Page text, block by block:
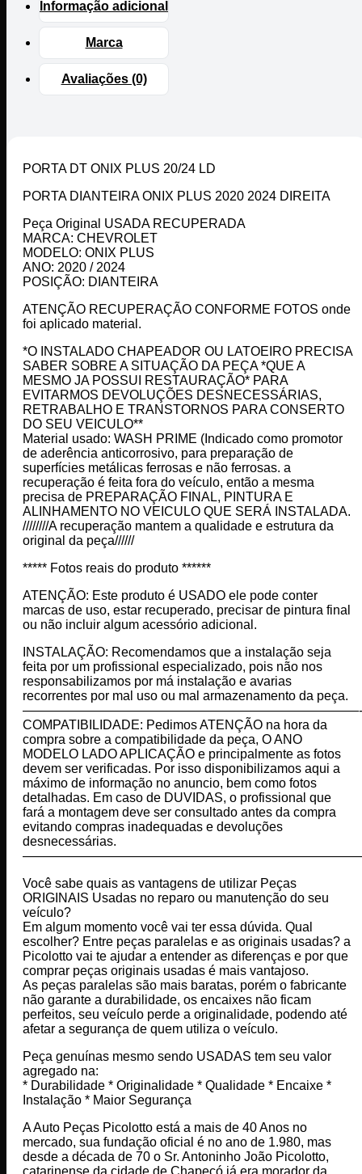
Informação adicional
Marca
Avaliações (0)
PORTA DT ONIX PLUS 20/24 LD
PORTA DIANTEIRA ONIX PLUS 2020 2024 DIREITA
Peça Original USADA RECUPERADA
MARCA: CHEVROLET
MODELO: ONIX PLUS
ANO: 2020 / 2024
POSIÇÃO: DIANTEIRA
ATENÇÃO RECUPERAÇÃO CONFORME FOTOS onde
foi aplicado material.
*O INSTALADO CHAPEADOR OU LATOEIRO PRECISA
SABER SOBRE A SITUAÇÃO DA PEÇA *QUE A
MESMO JA POSSUI RESTAURAÇÃO* PARA
EVITARMOS DEVOLUÇÕES DESNECESSÁRIAS,
RETRABALHO E TRANSTORNOS PARA CONSERTO
DO SEU VEICULO**
Material usado: WASH PRIME (Indicado como promotor
de aderência anticorrosivo, para preparação de
superfícies metálicas ferrosas e não ferrosas. a
recuperação é feita fora do veículo, então a mesma
precisa de PREPARAÇÃO FINAL, PINTURA E
ALINHAMENTO NO VEICULO QUE SERÁ INSTALADA.
////////A recuperação mantem a qualidade e estrutura da
original da peça//////
***** Fotos reais do produto ******
ATENÇÃO: Este produto é USADO ele pode conter
marcas de uso, estar recuperado, precisar de pintura final
ou não incluir algum acessório adicional.
INSTALAÇÃO: Recomendamos que a instalação seja
feita por um profissional especializado, pois não nos
responsabilizamos por má instalação e avarias
recorrentes por mal uso ou mal armazenamento da peça.
——————————————————————————-
COMPATIBILIDADE: Pedimos ATENÇÃO na hora da
compra sobre a compatibilidade da peça, O ANO
MODELO LADO APLICAÇÃO e principalmente as fotos
devem ser verificadas. Por isso disponibilizamos aqui a
máximo de informação no anuncio, bem como fotos
detalhadas. Em caso de DUVIDAS, o profissional que
fará a montagem deve ser consultado antes da compra
evitando compras inadequadas e devoluções
desnecessárias.
Você sabe quais as vantagens de utilizar Peças
ORIGINAIS Usadas no reparo ou manutenção do seu
veículo?
Em algum momento você vai ter essa dúvida. Qual
escolher? Entre peças paralelas e as originais usadas? a
Picolotto vai te ajudar a entender as diferenças e por que
comprar peças originais usadas é mais vantajoso.
As peças paralelas são mais baratas, porém o fabricante
não garante a durabilidade, os encaixes não ficam
perfeitos, seu veículo perde a originalidade, podendo até
afetar a segurança de quem utiliza o veículo.
Peça genuínas mesmo sendo USADAS tem seu valor
agregado na:
* Durabilidade * Originalidade * Qualidade * Encaixe *
Instalação * Maior Segurança
A Auto Peças Picolotto está a mais de 40 Anos no
mercado, sua fundação oficial é no ano de 1.980, mas
desde a década de 70 o Sr. Antoninho João Picolotto,
catarinense da cidade de Chapecó já era morador da